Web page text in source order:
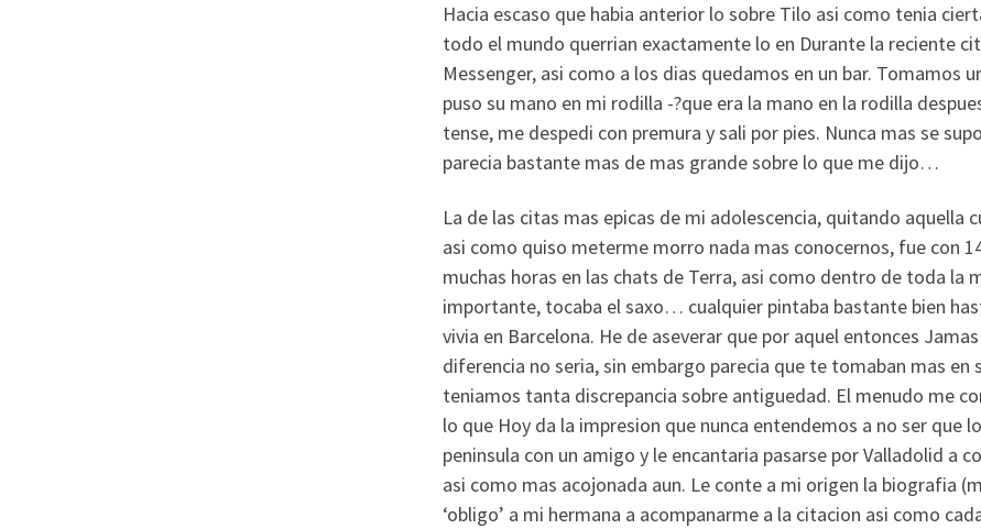
Hacia escaso que habia anterior lo sobre Tilo asi­ como tenia
todo el mundo querrian exactamente lo en Durante la reciente
Messenger, asi­ como a los dias quedamos en un bar. Tomamos
puso su mano en mi rodilla -?que era la mano en la rodilla
tense, me despedi con premura y sali por pies. Nunca mas se
parecia bastante mas de mas grande sobre lo que me dijo…
La de las citas mas epicas de mi adolescencia, quitando aquella
asi­ como quiso meterme morro nada mas conocernos, fue con
muchas horas en las chats de Terra, asi­ como dentro de toda
importante, tocaba el saxo… cualquier pintaba bastante bien
vivia en Barcelona. He de aseverar que por aquel entonces
diferencia no seri­a, sin embargo parecia que te tomaban mas
teniamos tanta discrepancia sobre antiguedad. El menudo me
lo que Hoy da la impresion que nunca entendemos a no ser
peninsula con un amigo y le encantaria pasarse por Valladolid a
asi­ como mas acojonada aun. Le conte a mi origen la biografia
‘obligo’ a mi hermana a acompanarme a la citacion asi­ como